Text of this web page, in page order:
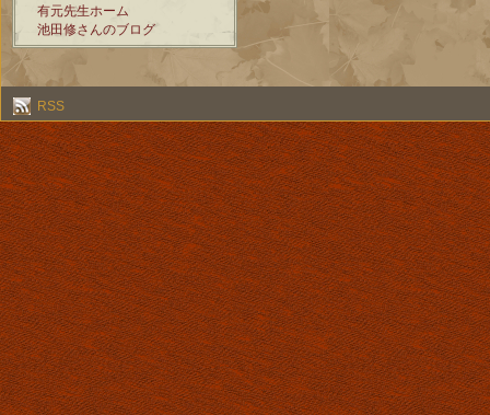
有元先生ホーム
池田修さんのブログ
RSS